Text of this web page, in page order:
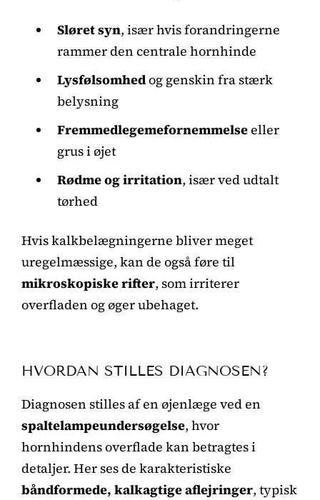
Sløret syn, især hvis forandringerne
rammer den centrale hornhinde
Lysfølsomhedog genskin fra stærk
belysning
Fremmedlegemefornemmelseeller
grus i øjet
Rødme og irritation, især ved udtalt
tørhed
Hvis kalkbelægningerne bliver meget
uregelmæssige, kan de også føre til
mikroskopiske rifter, som irriterer
overfladen og øger ubehaget.
HVORDAN STILLES DIAGNOSEN?
Diagnosen stilles af en øjenlæge ved en
spaltelampeundersøgelse, hvor
hornhindens overflade kan betragtes i
detaljer. Her ses de karakteristiske
båndformede, kalkagtige aflejringer, typisk